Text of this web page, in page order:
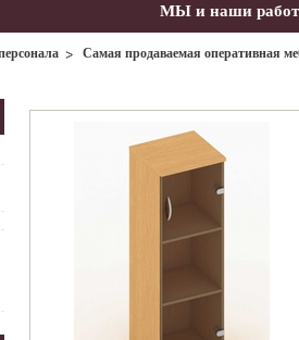
МЫ и наши
Самая продаваемая оперативная